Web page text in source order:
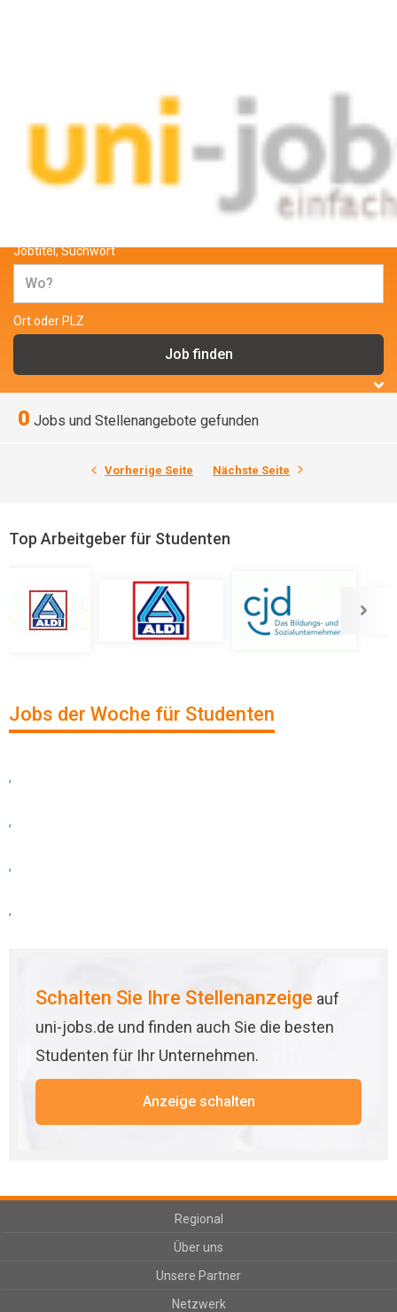
Studenten und wissenschaftliche
Mitarbeiter
Jobtitel, Suchwort
Ort oder PLZ
0 Jobs und Stellenangebote gefunden
Vorherige Seite Nächste Seite
Top Arbeitgeber für Studenten
Jobs der Woche für Studenten
,
,
,
,
Schalten Sie Ihre Stellenanzeige auf
uni-jobs.de und finden auch Sie die besten
Studenten für Ihr Unternehmen.
Anzeige schalten
Regional
Über uns
Unsere Partner
Netzwerk